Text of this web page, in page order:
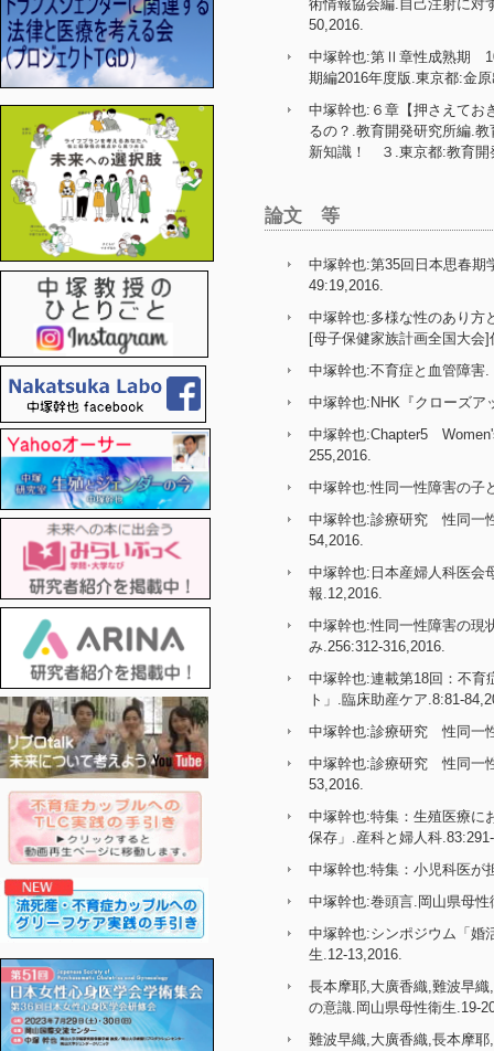
術情報協会編.自己注射に対
50,2016.
中塚幹也:第Ⅱ章性成熟期
期編2016年度版.東京都:金
中塚幹也:６章【押さえてお
るの？.教育開発研究所編.
新知識！ ３.東京都:教育開
論文 等
中塚幹也:第35回日本思春
49:19,2016.
中塚幹也:多様な性のあり方
[母子保健家族計画全国大
中塚幹也:不育症と血管障害
中塚幹也:NHK『クローズア
中塚幹也:Chapter5
255,2016.
中塚幹也:性同一性障害の子
中塚幹也:診療研究 性同一
54,2016.
中塚幹也:日本産婦人科医会
報.12,2016.
中塚幹也:性同一性障害の現
み.256:312-316,2016.
中塚幹也:連載第18回：不育
ト」.臨床助産ケア.8:81-
中塚幹也:診療研究 性同一
中塚幹也:診療研究 性同一
53,2016.
中塚幹也:特集：生殖医療に
保存」.産科と婦人科
中塚幹也:特集：小児科医
中塚幹也:巻頭言.岡山県母性
中塚幹也:シンポジウム「婚
生.12-13,2016.
長本摩耶,大廣香織,難波早
の意識.岡山県母性衛生.19-
難波早織,大廣香織,長本摩